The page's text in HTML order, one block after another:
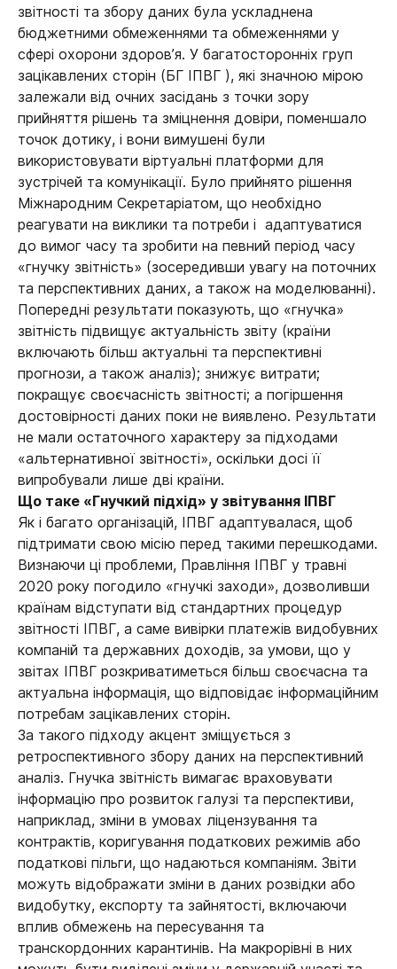
звітності та збору даних була ускладнена
бюджетними обмеженнями та обмеженнями у
сфері охорони здоров’я. У багатосторонніх груп
зацікавлених сторін (БГ ІПВГ ), які значною мірою
залежали від очних засідань з точки зору
прийняття рішень та зміцнення довіри, поменшало
точок дотику, і вони вимушені були
використовувати віртуальні платформи для
зустрічей та комунікації. Було прийнято рішення
Міжнародним Секретаріатом, що необхідно
реагувати на виклики та потреби і адаптуватися
до вимог часу та зробити на певний період часу
«гнучку звітність» (зосередивши увагу на поточних
та перспективних даних, а також на моделюванні).
Попередні результати показують, що «гнучка»
звітність підвищує актуальність звіту (країни
включають більш актуальні та перспективні
прогнози, а також аналіз); знижує витрати;
покращує своєчасність звітності; а погіршення
достовірності даних поки не виявлено. Результати
не мали остаточного характеру за підходами
«альтернативної звітності», оскільки досі її
випробували лише дві країни.
Що таке «Гнучкий підхід» у звітування ІПВГ
Як і багато організацій, ІПВГ адаптувалася, щоб
підтримати свою місію перед такими перешкодами.
Визнаючи ці проблеми, Правління ІПВГ у травні
2020 року погодило «гнучкі заходи», дозволивши
країнам відступати від стандартних процедур
звітності ІПВГ, а саме вивірки платежів видобувних
компаній та державних доходів, за умови, що у
звітах ІПВГ розкриватиметься більш своєчасна та
актуальна інформація, що відповідає інформаційним
потребам зацікавлених сторін.
За такого підходу акцент зміщується з
ретроспективного збору даних на перспективний
аналіз. Гнучка звітність вимагає враховувати
інформацію про розвиток галузі та перспективи,
наприклад, зміни в умовах ліцензування та
контрактів, коригування податкових режимів або
податкові пільги, що надаються компаніям. Звіти
можуть відображати зміни в даних розвідки або
видобутку, експорту та зайнятості, включаючи
вплив обмежень на пересування та
транскордонних карантинів. На макрорівні в них